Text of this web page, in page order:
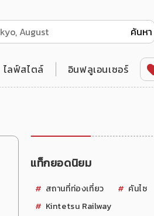
ไลฟ์สไตล์ อินฟลูเอนเซอร์
แท็กยอดนิยม
สถานที่ท่องเที่ยว คันไซ
Kintetsu Railway